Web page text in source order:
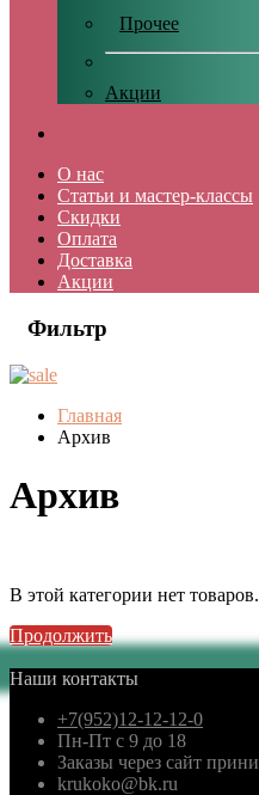
Прочее
Акции
О нас
Статьи и мастер-классы
Скидки
Оплата
Доставка
Акции
Фильтр
Главная
Архив
Архив
В этой категории нет товаров.
Продолжить
Наши контакты
+7(952)12-12-12-0
Пн-Пт с 9 до 18
Заказы через сайт
krukoko@bk.ru